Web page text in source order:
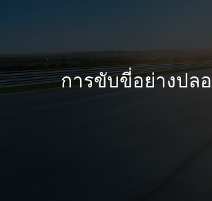
การขับขี่อย่างปล